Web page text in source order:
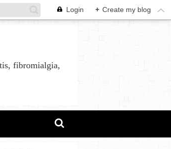
Login + Create my blog
fibromialgia,